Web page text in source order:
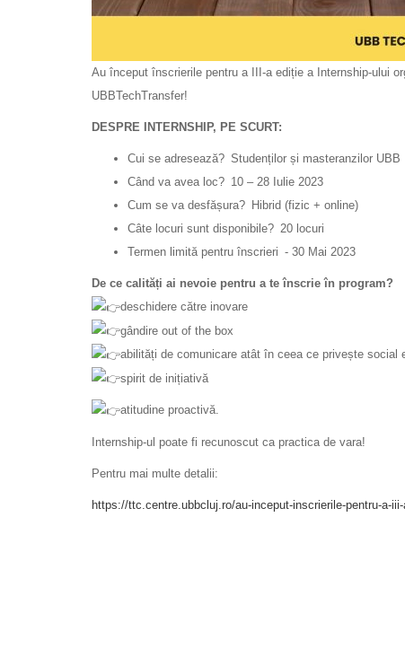
Au început înscrierile pentru a III-a ediție a Internship-ului
UBBTechTransfer!
DESPRE INTERNSHIP, PE SCURT:
Cui se adresează? Studenților și masteranzilor UBB
Când va avea loc? 10 – 28 Iulie 2023
Cum se va desfășura? Hibrid (fizic + online)
Câte locuri sunt disponibile? 20 locuri
Termen limită pentru înscrieri - 30 Mai 2023
De ce calități ai nevoie pentru a te înscrie în program?
deschidere către inovare
gândire out of the box
abilități de comunicare atât în ceea ce privește
spirit de inițiativă
atitudine proactivă.
Internship-ul poate fi recunoscut ca practica de vara!
Pentru mai multe detalii:
https://ttc.centre.ubbcluj.ro/au-inceput-inscrierile-pentru-a-